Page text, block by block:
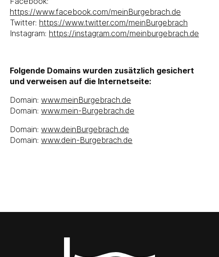
https://www.facebook.com/meinBurgebrach.de
Twitter: https://www.twitter.com/meinBurgebrach
Instagram: https://instagram.com/meinburgebrach.de
Folgende Domains wurden zusätzlich gesichert
und verweisen auf die Internetseite:
Domain: www.meinBurgebrach.de
Domain: www.mein-Burgebrach.de
Domain: www.deinBurgebrach.de
Domain: www.dein-Burgebrach.de